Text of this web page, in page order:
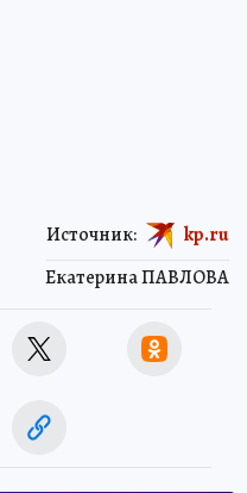
Екатерина ПАВЛОВА
Источник: kp.ru